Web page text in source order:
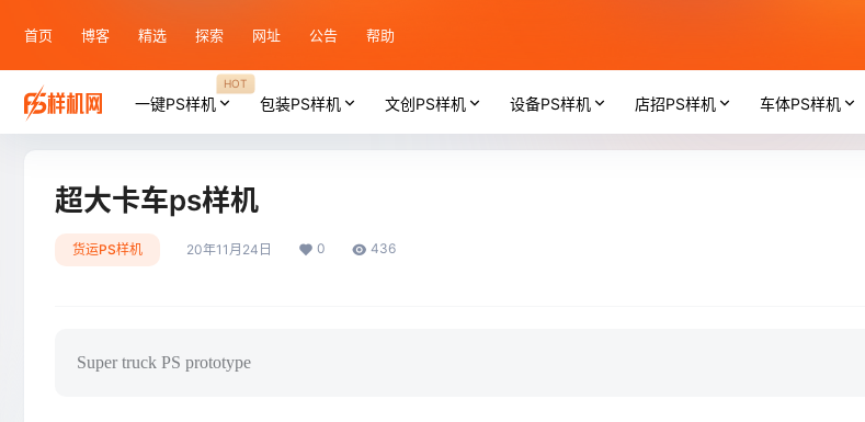
首页 博客 精选 探索 网址 公告 帮助
一键PS样机
HOT
包装PS样机 文创PS样机 设备PS样机 店招PS样机 车体PS样机
超大卡车ps样机
货运PS样机 20年11月24日 0 436
Super truck PS prototype